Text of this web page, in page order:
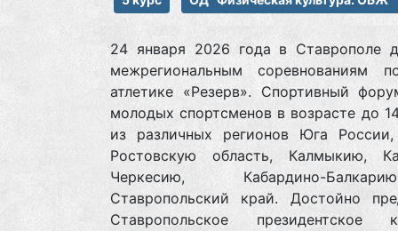
24 января 2026 года в Ставрополе
межрегиональным соревнованиям
атлетике «Резерв». Спортивный
молодых спортсменов в возрасте до
из различных регионов Юга
Ростовскую область, Калмыкию,
Черкесию, Кабардино-
Ставропольский край. Достойно
Ставропольское президентское